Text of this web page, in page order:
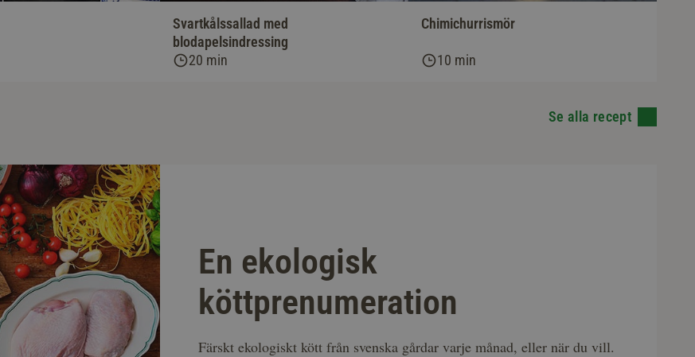
Svartkålssallad med
blodapelsindressing
20 min
Chimichurrismör
10 min
Se alla recept
En ekologisk
köttprenumeration
Färskt ekologiskt kött från svenska gårdar varje månad, eller när du vill.